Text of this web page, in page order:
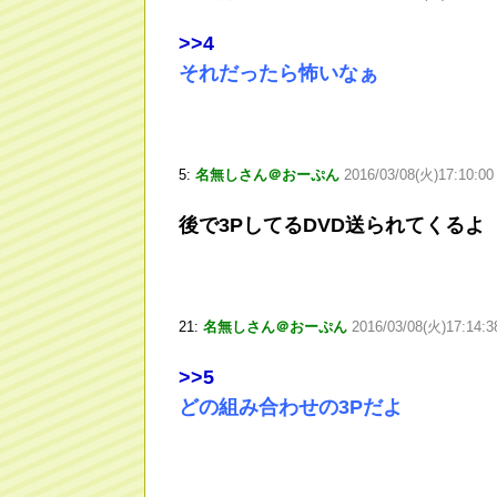
>>4
それだったら怖いなぁ
5: 名無しさん＠おーぷん 2016/03/08(火
後で3PしてるDVD送られてくるよ
21: 名無しさん＠おーぷん 2016/03/08(火
>>5
どの組み合わせの3Pだよ